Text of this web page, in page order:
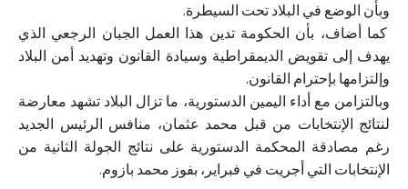
وبأن الوضع في البلاد تحت السيطرة.
كما أضاف، بأن الحكومة تدين هذا العمل الجبان الرجعي الذي
يهدف إلى تقويض الديمقراطية وسيادة القانون وتهديد أمن البلاد
وإلتزامها بإحترام القانون.
وبالتزامن مع أداء اليمين الدستورية، ما تزال البلاد تشهد معارضة
لنتائج الإنتخابات من قبل محمد عثمان، منافس الرئيس الجديد
رغم مصادقة المحكمة الدستورية على نتائج الجولة الثانية من
الإنتخابات التي أجريت في فبراير، بفوز محمد بازوم.